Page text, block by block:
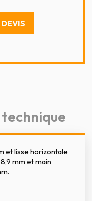
technique
et lisse horizontale
mm et main